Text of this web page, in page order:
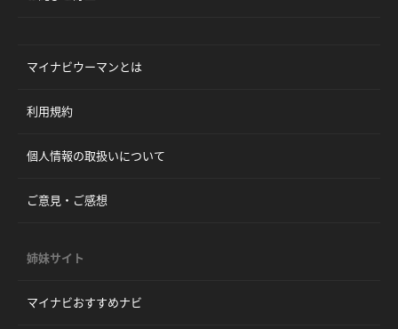
マイナビウーマンとは
利用規約
個人情報の取扱いについて
ご意見・ご感想
姉妹サイト
マイナビおすすめナビ